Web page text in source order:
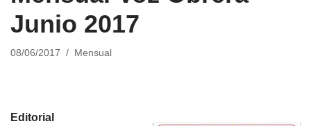
Junio 2017
08/06/2017 Mensual
Editorial